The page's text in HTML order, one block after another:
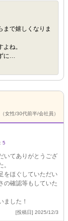
まで嬉しくなりま
ね。
に…
（女性/30代前半/会社員）
5
いてありがとうござ
をほぐしていただい
の確認等もしていた
ました！
[投稿日] 2025/12/3